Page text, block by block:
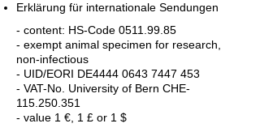
Erklärung für internationale Sendungen
- content: HS-Code 0511.99.85
- exempt animal specimen for research,
non-infectious
- UID/EORI DE4444 0643 7447 453
- VAT-No. University of Bern CHE-
115.250.351
- value 1 €, 1 £ or 1 $